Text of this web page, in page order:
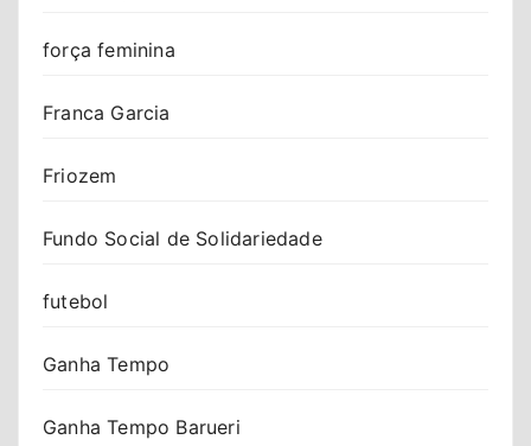
força feminina
Franca Garcia
Friozem
Fundo Social de Solidariedade
futebol
Ganha Tempo
Ganha Tempo Barueri